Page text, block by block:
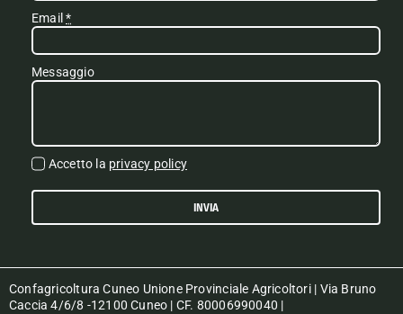
Email*
Messaggio
Accetto la privacy policy
INVIA
Confagricoltura Cuneo Unione Provinciale Agricoltori | Via Bruno
Caccia 4/6/8 -12100 Cuneo | CF. 80006990040 |